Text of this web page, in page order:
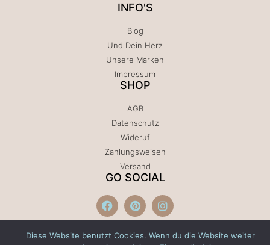
INFO'S
Blog
Und Dein Herz
Unsere Marken
Impressum
SHOP
AGB
Datenschutz
Wideruf
Zahlungsweisen
Versand
GO SOCIAL
Diese Website benutzt Cookies. Wenn du die Website weiter